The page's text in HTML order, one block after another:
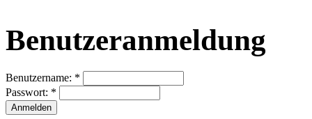
Benutzeranmeldung
Benutzername: *
Passwort: *